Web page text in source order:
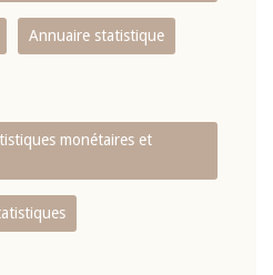
Annuaire statistique
monétaires et